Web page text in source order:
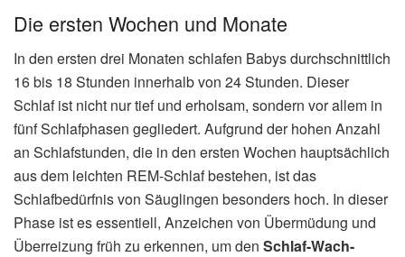
Die ersten Wochen und Monate
In den ersten drei Monaten schlafen Babys durchschnittlich
16 bis 18 Stunden innerhalb von 24 Stunden. Dieser
Schlaf ist nicht nur tief und erholsam, sondern vor allem in
fünf Schlafphasen gegliedert. Aufgrund der hohen Anzahl
an Schlafstunden, die in den ersten Wochen hauptsächlich
aus dem leichten REM-Schlaf bestehen, ist das
Schlafbedürfnis von Säuglingen besonders hoch. In dieser
Phase ist es essentiell, Anzeichen von Übermüdung und
Überreizung früh zu erkennen, um den Schlaf-Wach-